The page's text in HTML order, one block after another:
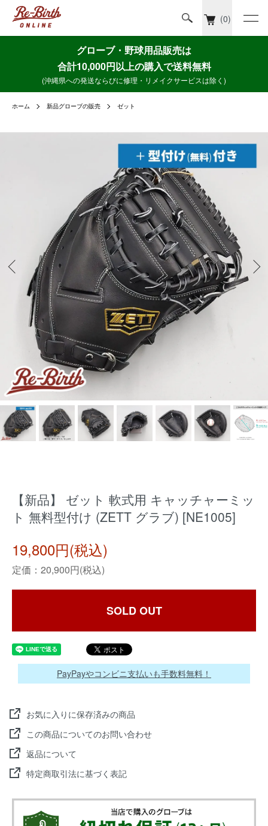
(0)
グローブ・野球用品販売は
合計10,000円以上の購入で送料無料
(沖縄県への発送ならびに修理・リメイクサービスは除く)
ホーム 新品グローブの販売 ゼット
【新品】 ゼット 軟式用 キャッチャーミッ
ト 無料型付け (ZETT グラブ) [NE1005]
19,800円(税込)
定価：20,900円(税込)
SOLD OUT
PayPayやコンビニ支払いも手数料無料！
お気に入りに保存済みの商品
この商品についてのお問い合わせ
返品について
特定商取引法に基づく表記